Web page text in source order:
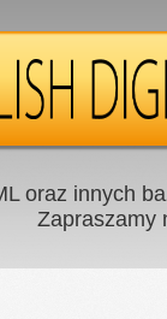
oraz innych
Zapraszamy